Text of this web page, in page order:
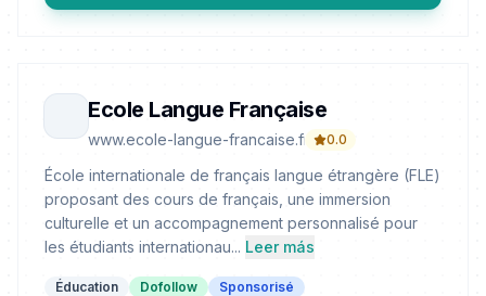
Ecole Langue Française
www.ecole-langue-francaise.fr 0.0
École internationale de français langue étrangère (FLE)
proposant des cours de français, une immersion
culturelle et un accompagnement personnalisé pour
les étudiants internationau... Leer más
Éducation Dofollow
Sponsorisé